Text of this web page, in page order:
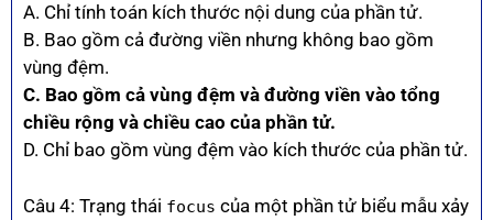
A. Chỉ tính toán kích thước nội dung của phần tử.
B. Bao gồm cả đường viền nhưng không bao gồm
vùng đệm.
C. Bao gồm cả vùng đệm và đường viền vào tổng
chiều rộng và chiều cao của phần tử.
D. Chỉ bao gồm vùng đệm vào kích thước của phần tử.
Câu 4: Trạng thái focus của một phần tử biểu mẫu xảy